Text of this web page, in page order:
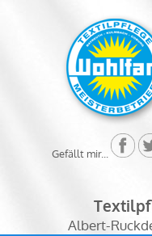
Gefällt mir...
Albert-